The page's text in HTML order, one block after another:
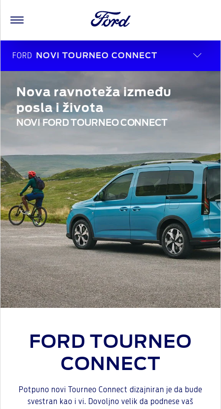
FORD NOVI TOURNEO CONNECT
Nova ravnoteža između
posla i života
NOVI FORD TOURNEO CONNECT
FORD TOURNEO
CONNECT
Potpuno novi Tourneo Connect dizajniran je da bude
svestran kao i vi. Dovoljno velik da podnese vaš